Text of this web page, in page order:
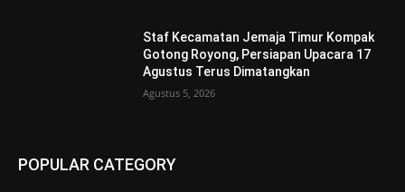
Staf Kecamatan Jemaja Timur Kompak
Gotong Royong, Persiapan Upacara 17
Agustus Terus Dimatangkan ‎
Agustus 5, 2026
POPULAR CATEGORY